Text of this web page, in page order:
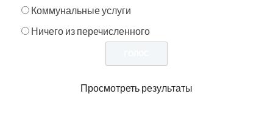
Коммунальные услуги
Ничего из перечисленного
Просмотреть результаты